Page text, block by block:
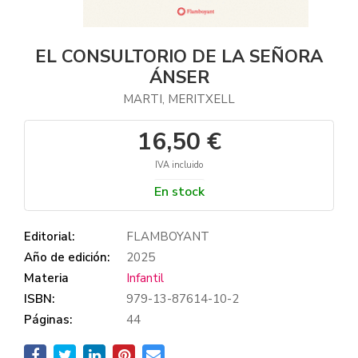
EL CONSULTORIO DE LA SEÑORA
ÁNSER
MARTI, MERITXELL
16,50 €
IVA incluido
En stock
Editorial:
FLAMBOYANT
Año de edición:
2025
Materia
Infantil
ISBN:
979-13-87614-10-2
Páginas:
44